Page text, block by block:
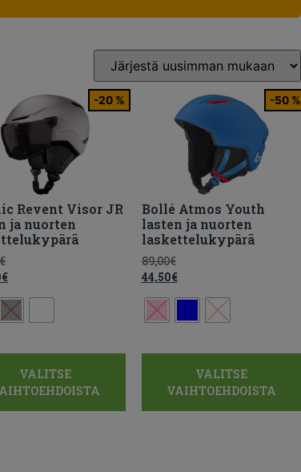
-20 %
Revent Visor JR
ja nuorten
€
€
VALITSE
-50 %
Bollé Atmos Youth
lasten ja nuorten
laskettelukypärä
89,00€
44,50€
VALITSE
VAIHTOEHDOISTA